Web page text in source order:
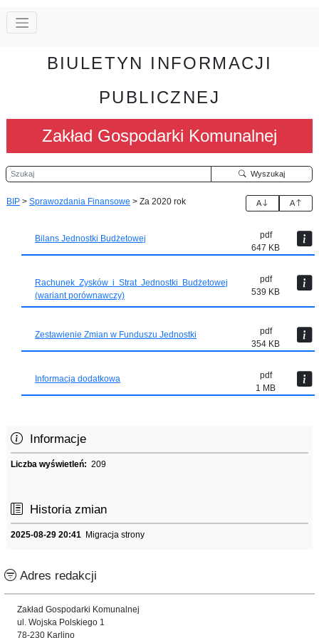
BIULETYN INFORMACJI
PUBLICZNEJ
Zakład Gospodarki Komunalnej
Szukaj Wyszukaj
BIP > Sprawozdania Finansowe > Za 2020 rok A A
Bilans Jednostki Budżetowej
pdf
647 KB
Rachunek Zysków i Strat Jednostki Budżetowej
(wariant porównawczy)
pdf
539 KB
Zestawienie Zmian w Funduszu Jednostki
pdf
354 KB
Informacja dodatkowa
pdf
1 MB
Informacje
Liczba wyświetleń: 209
Historia zmian
2025-08-29 20:41 Migracja strony
Adres redakcji
Zakład Gospodarki Komunalnej
ul. Wojska Polskiego 1
78-230 Karlino